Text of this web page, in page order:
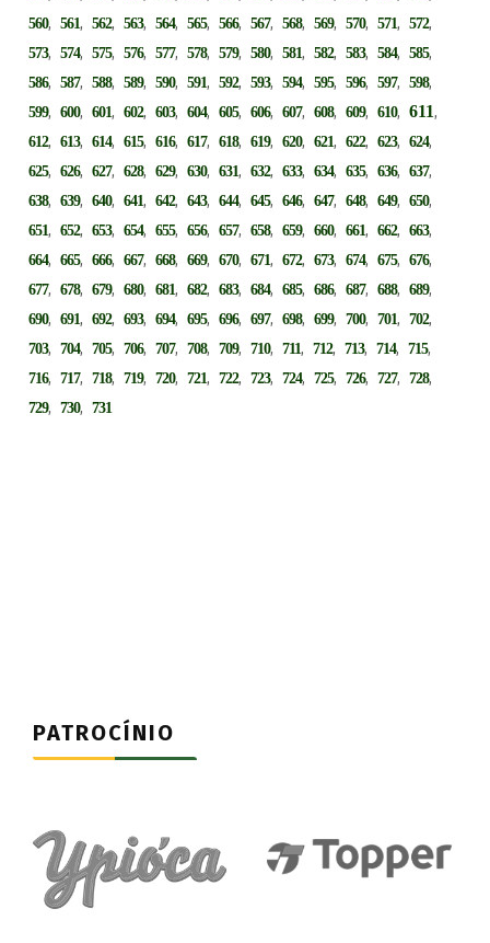
560,561,562,563,564,565,566,567,568,569,570,571,572,
573,574,575,576,577,578,579,580,581,582,583,584,585,
586,587,588,589,590,591,592,593,594,595,596,597,598,
599,600,601,602,603,604,605,606,607,608,609,610,611,
612,613,614,615,616,617,618,619,620,621,622,623,624,
625,626,627,628,629,630,631,632,633,634,635,636,637,
638,639,640,641,642,643,644,645,646,647,648,649,650,
651,652,653,654,655,656,657,658,659,660,661,662,663,
664,665,666,667,668,669,670,671,672,673,674,675,676,
677,678,679,680,681,682,683,684,685,686,687,688,689,
690,691,692,693,694,695,696,697,698,699,700,701,702,
703,704,705,706,707,708,709,710,711,712,713,714,715,
716,717,718,719,720,721,722,723,724,725,726,727,728,
729,730,731
PATROCÍNIO